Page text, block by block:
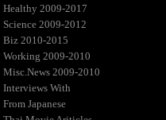
Healthy 2009-2017
Science 2009-2012
Biz 2010-2015
Working 2009-2010
Misc.News 2009-2010
Interviews With
From Japanese